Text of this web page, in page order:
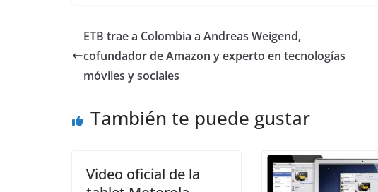
ETB trae a Colombia a Andreas Weigend,
cofundador de Amazon y experto en tecnologías
móviles y sociales
También te puede gustar
Video oficial de la